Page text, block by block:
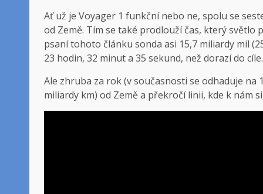
Ať už je Voyager 1 funkční nebo ne, spolu se
od Země. Tím se také prodlouží čas, který světlo
psaní tohoto článku sonda asi 15,7 miliardy mil
23 hodin, 32 minut a 35 sekund, než dorazí do cíle.
Ale zhruba za rok (v současnosti se odhaduje na
miliardy km) od Země a překročí linii, kde k nám